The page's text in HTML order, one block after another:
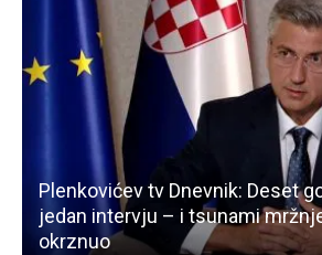
Plenkovićev tv Dnevnik: Deset
jedan intervju – i tsunami
okrznuo